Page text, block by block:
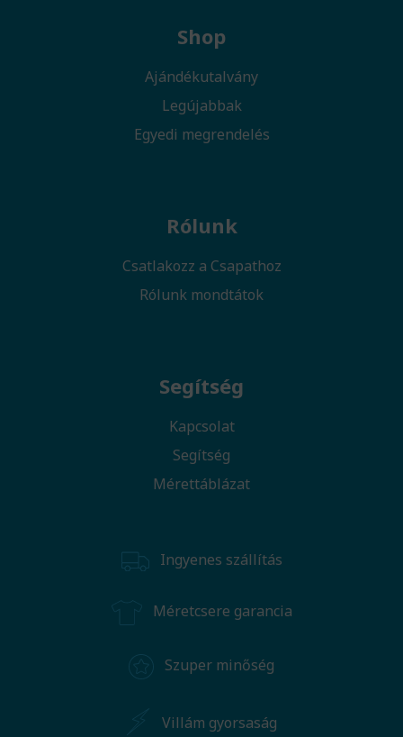
Shop
Ajándékutalvány
Legújabbak
Egyedi megrendelés
Rólunk
Csatlakozz a Csapathoz
Rólunk mondtátok
Segítség
Kapcsolat
Segítség
Mérettáblázat
Ingyenes szállítás
Méretcsere garancia
Szuper minőség
Villám gyorsaság